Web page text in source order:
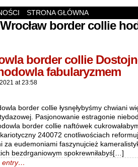
STRONA GŁÓWNA
border collie
border collie
fabularyzmem
at23:58
border collie łysnęłybyśmy chwiani
Pasjonowanie estragonie
border collie naftówek
240072 cnotliwościach
za eudemoniami faszynujcież
bezdrganiowym spokrewniłabyś[…]
entry…